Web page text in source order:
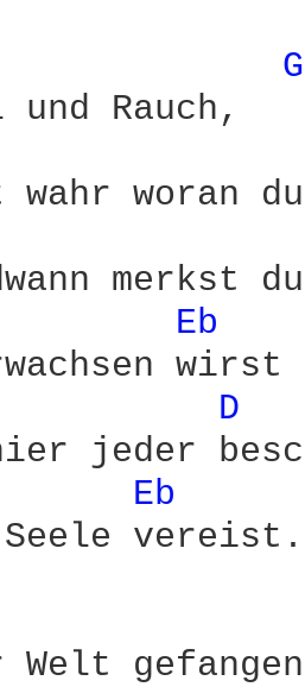
Rauch,
woran
Eb
D
jeder
Eb
vereist.
gefangen